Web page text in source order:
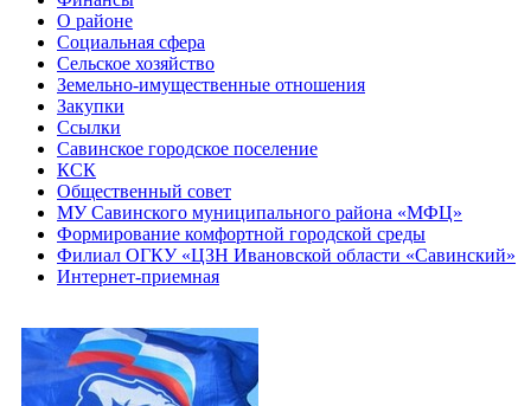
О районе
Социальная сфера
Сельское хозяйство
Земельно-имущественные отношения
Закупки
Ссылки
Савинское городское поселение
КСК
Общественный совет
МУ Савинского муниципального района «МФЦ»
Формирование комфортной городской среды
Филиал ОГКУ «ЦЗН Ивановской области «Савинский»
Интернет-приемная